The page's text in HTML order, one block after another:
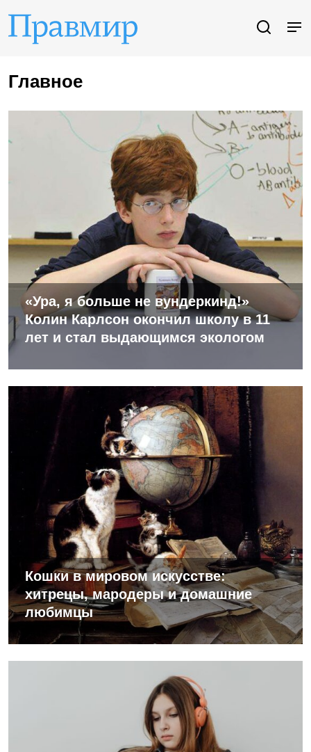
Главное
«Ура, я больше не вундеркинд!»
Колин Карлсон окончил школу в 11
лет и стал выдающимся экологом
Кошки в мировом искусстве:
хитрецы, мародеры и домашние
любимцы